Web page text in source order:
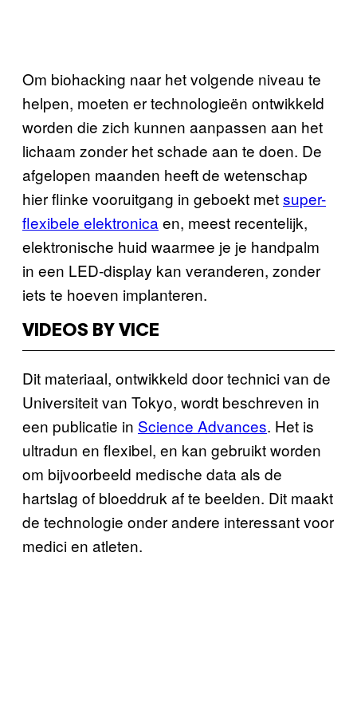
Om biohacking naar het volgende niveau te
helpen, moeten er technologieën ontwikkeld
worden die zich kunnen aanpassen aan het
lichaam zonder het schade aan te doen. De
afgelopen maanden heeft de wetenschap
hier flinke vooruitgang in geboekt metsuper-
flexibele elektronica en, meest recentelijk,
elektronische huid waarmee je je handpalm
in een LED-display kan veranderen, zonder
iets te hoeven implanteren.
VIDEOS BY VICE
Dit materiaal, ontwikkeld door technici van de
Universiteit van Tokyo, wordt beschreven in
een publicatie in Science Advances. Het is
ultradun en flexibel, en kan gebruikt worden
om bijvoorbeeld medische data als de
hartslag of bloeddruk af te beelden. Dit maakt
de technologie onder andere interessant voor
medici en atleten.